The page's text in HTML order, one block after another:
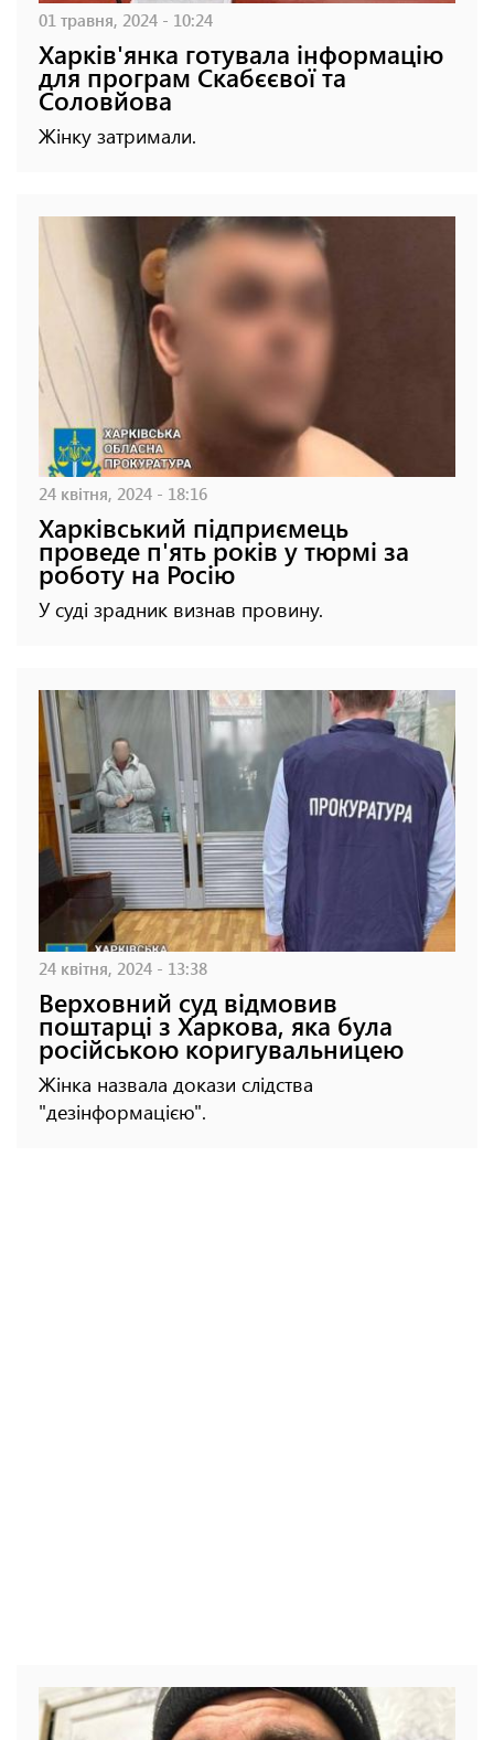
01 травня, 2024 - 10:24
Харків'янка готувала інформацію
для програм Скабєєвої та
Соловйова
Жінку затримали.
24 квітня, 2024 - 18:16
Харківський підприємець
проведе п'ять років у тюрмі за
роботу на Росію
У суді зрадник визнав провину.
24 квітня, 2024 - 13:38
Верховний суд відмовив
поштарці з Харкова, яка була
російською коригувальницею
Жінка назвала докази слідства
"дезінформацією".